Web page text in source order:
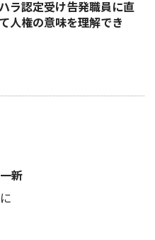
ラ認定受け告発職員に直
人権の意味を理解でき
新